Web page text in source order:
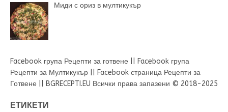
Миди с ориз в мултикукър
Facebook група Рецепти за готвене
Facebook група
Рецепти за Мултикукър
Facebook страница Рецепти за
Готвене
BGRECEPTI.EU Всички права запазени © 2018-2025
ЕТИКЕТИ